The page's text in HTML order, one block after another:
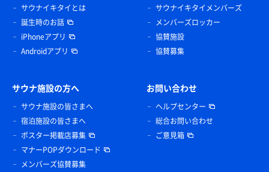
サウナイキタイとは
誕生時のお話
iPhoneアプリ
Androidアプリ
サウナイキタイメンバーズ
メンバーズロッカー
協賛施設
協賛募集
サウナ施設の方へ
サウナ施設の皆さまへ
宿泊施設の皆さまへ
ポスター掲載店募集
マナーPOPダウンロード
メンバーズ協賛募集
お問い合わせ
ヘルプセンター
総合お問い合わせ
ご意見箱